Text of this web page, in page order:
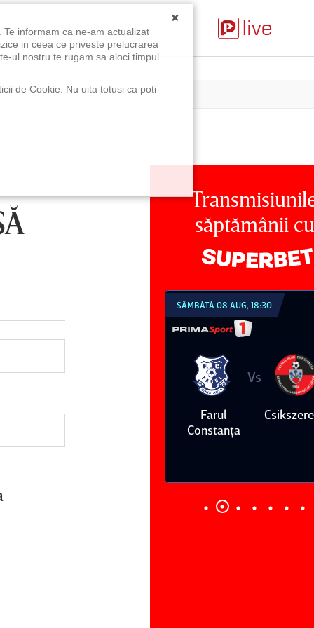
săptămânii cu
Farul
Vs
SÂMBĂTĂ 08 AUG, 21:30
Dinamo
Vs
FC
×
informam ca ne-am actualizat
in ceea ce priveste prelucrarea
ul nostru te rugam sa aloci timpul
de Cookie. Nu uita totusi ca poti